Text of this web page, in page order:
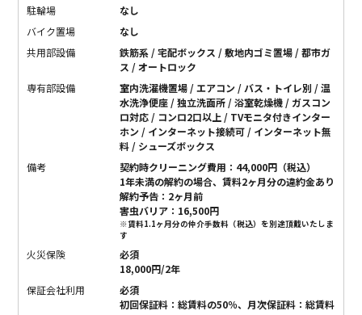
駐輪場
なし
バイク置場
なし
共用部設備
鉄筋系 / 宅配ボックス / 敷地内ゴミ置場 / 都市ガ
ス / オートロック
専有部設備
室内洗濯機置場 / エアコン / バス・トイレ別 / 温
水洗浄便座 / 独立洗面所 / 浴室乾燥機 / ガスコン
ロ対応 / コンロ2口以上 / TVモニタ付きインター
ホン / インターネット接続可 / インターネット無
料 / シューズボックス
備考
契約時クリーニング費用：44,000円（税込）
1年未満の解約の場合、賃料2ヶ月分の違約金あり
解約予告：2ヶ月前
害虫バリア：16,500円
※賃料1.1ヶ月分の仲介手数料（税込）を別途頂戴いたしま
す
火災保険
必須
18,000円/2年
保証会社利用
必須
初回保証料：総賃料の50％、月次保証料：総賃料